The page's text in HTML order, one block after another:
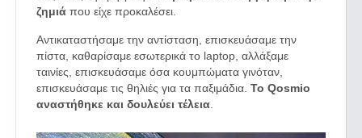
ζημιά που είχε προκαλέσει.
Αντικαταστήσαμε την αντίσταση, επισκευάσαμε την
πίστα, καθαρίσαμε εσωτερικά το laptop, αλλάξαμε
ταινίες, επισκευάσαμε όσα κουμπώματα γινόταν,
επισκευάσαμε τις θηλιές για τα παξιμάδια. Το Qosmio
αναστήθηκε και δουλεύει τέλεια.